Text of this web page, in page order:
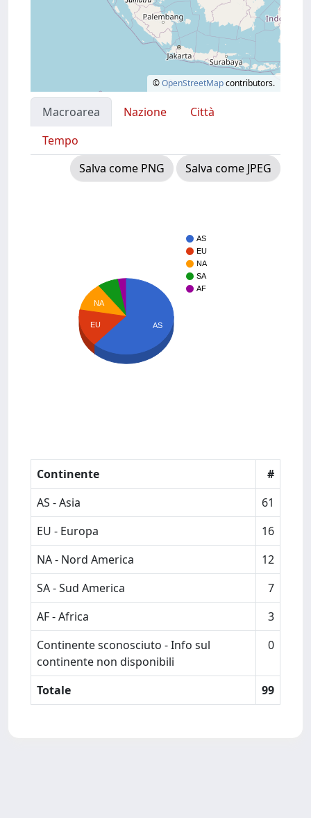
©OpenStreetMapcontributors.
Macroarea Nazione
Città
Tempo
Salva come PNG
Salva come JPEG
AS
EU
NA
SA
AF
NA
EU AS
Continente
#
AS - Asia
61
EU - Europa
16
NA - Nord America
12
SA - Sud America
7
AF - Africa
3
Continente sconosciuto - Info sul
continente non disponibili
0
Totale 99